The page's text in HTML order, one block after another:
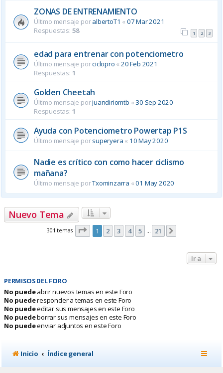
ZONAS DE ENTRENAMIENTO
Último mensaje poralbertoT1 « 07 Mar 2021
Respuestas: 58 1 2 3
edad para entrenar con potenciometro
Último mensaje porciclopro «20 Feb 2021
Respuestas: 1
Golden Cheetah
Último mensaje porjuandiriomtb « 30 Sep 2020
Respuestas: 1
Ayuda con Potenciometro Powertap P1S
Último mensaje porsuperyera « 10 May 2020
Nadie es crítico con como hacer ciclismo
mañana?
Último mensaje porTxominzarra «01 May 2020
Nuevo Tema
301 temas Página de 21
1 2 3 4 5 … 21
Ir a
PERMISOS DEL FORO
No puedeabrir nuevos temas en este Foro
No puederesponder a temas en este Foro
No puedeeditar sus mensajes en este Foro
No puedeborrar sus mensajes en este Foro
No puedeenviar adjuntos en este Foro
Inicio Índice general